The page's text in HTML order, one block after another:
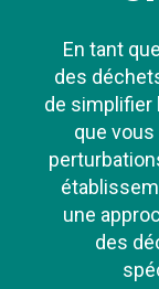
En tant
des
de simplifier
que vous
une
des